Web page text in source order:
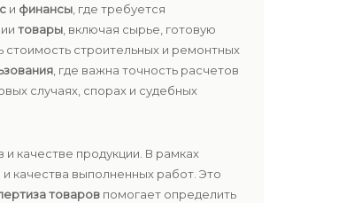
и финансы , где требуется
товары , включая сырье, готовую
стоимость строительных и ремонтных
, где важна точность расчетов
случаях, спорах и судебных
и качестве продукции. В рамках
качества выполненных работ. Это
товаров помогает определить